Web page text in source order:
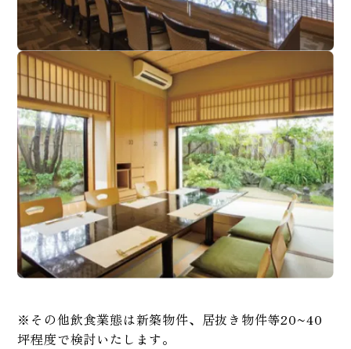
※その他飲食業態は新築物件、居抜き物件等20~40
坪程度で検討いたします。